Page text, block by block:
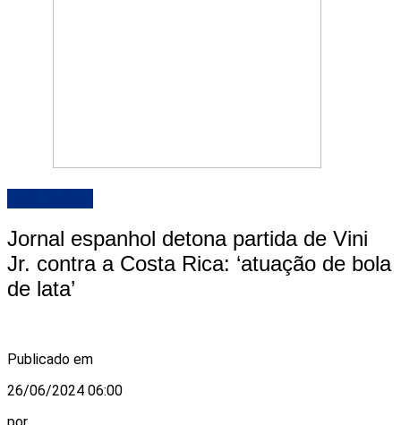
Jornal espanhol detona partida de Vini
Jr. contra a Costa Rica: ‘atuação de bola
de lata’
Publicado em
26/06/2024 06:00